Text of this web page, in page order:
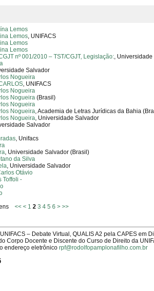
Lemos
Lemos , UNIFACS
Lemos
Lemos
nº 001/2010 – TST/CGJT, Legislação: ,
Salvador
Nogueira
, UNIFACS
Nogueira
Nogueira (Brasil)
Nogueira
Nogueira , Academia de Letras Jurídicas da Bahia
Nogueira , Universidade Salvador
Salvador
, Unifacs
, Universidade Salvador (Brasil)
da Silva
, Universidade Salvador
Otávio
Toffoli -
<< < 1 2 3 4 5 6 > >>
– Debate Virtual, QUALIS A2 pela CAPES
Corpo Docente e Discente do Curso de Direito da
endereço eletrônicorpf@rodolfopamplonafilho.com.br